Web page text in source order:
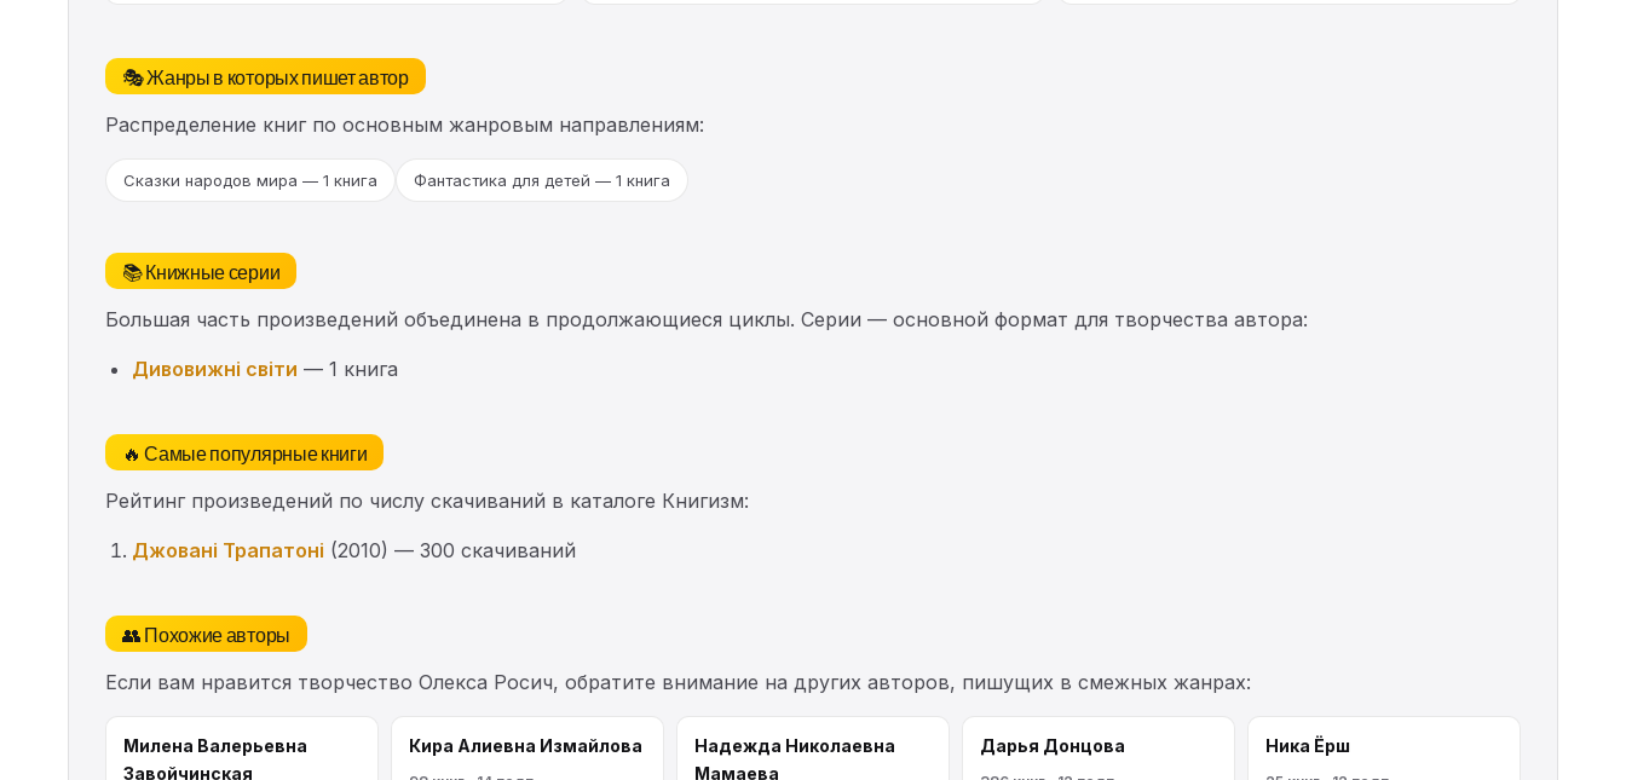
🎭 Жанры в которых пишет автор
Распределение книг по основным жанровым направлениям:
Сказки народов мира — 1 книга Фантастика для детей — 1 книга
📚 Книжные серии
Большая часть произведений объединена в продолжающиеся циклы. Серии — основной формат для творчества автора:
Дивовижні світи — 1 книга
🔥 Самые популярные книги
Рейтинг произведений по числу скачиваний в каталоге Книгизм:
Джовані Трапатоні (2010) — 300 скачиваний
👥 Похожие авторы
Если вам нравится творчество Олекса Росич, обратите внимание на других авторов, пишущих в смежных жанрах:
Милена Валерьевна
Завойчинская
Кира Алиевна Измайлова
Надежда Николаевна
Мамаева
Дарья Донцова Ника Ёрш